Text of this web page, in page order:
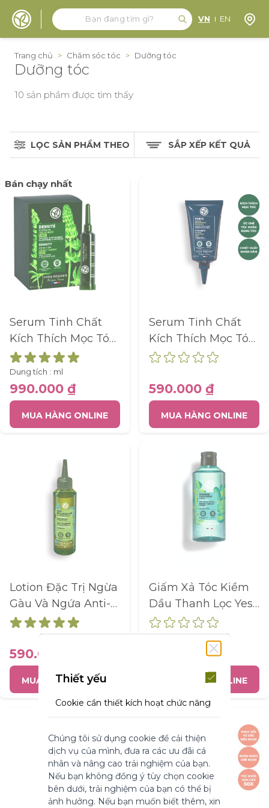
Tìm kiếm
Tìm kiếm
VN EN Định
Trang chủ > Chăm sóc tóc > Dưỡng tóc
Dưỡng tóc
10 sản phầm được tìm thấy
LỌC SẢN PHẨM THEO SẮP XẾP KẾT QUẢ
Bán chạy nhất
Serum Tinh Chất
Kích Thích Mọc Tóc
Anti-Hair Loss With
White Lupin
Intensive Treatment
16 Days 4X15Ml
Dung tích : ml
990.000 ₫
MUA HÀNG ONLINE
Serum Tinh Chất
Kích Thích Mọc Tóc
Anti-Hair Loss
Ginseng Scalp
Booster Serum
Tube 75Ml
590.000 ₫
MUA HÀNG ONLINE
Lotion Đặc Trị Ngừa
Gàu Và Ngứa Anti-
Dandruff Scalp
Treatment Lotion
150Ml
590.000 ₫
MUA HÀNG ONLINE
Giấm Xả Tóc Kiềm
Dầu Thanh Lọc Yes
Rocher Chiết Xuất
Hoa Chùm Ngây
Refresh Vinegar
With Moringa
Rinsing Lotion
400ML
590.000 ₫
MUA HÀNG ONLINE
Thiết yếu
Cookie cần thiết kích hoạt chức năng
thể hoạt động bình thường. Chúng
giúp làm cho một trang web có thể sử
dụng được bằng cách kích hoạt chức
năng cơ bản.
Thông số sản phẩm
Chúng tôi sử dụng cookie để cải thiện
dịch vụ của mình, đưa ra các ưu đãi cá
nhân và nâng cao trải nghiệm của bạn.
Nếu bạn không đồng ý tùy chọn cookie
bên dưới, trải nghiệm của bạn có thể bị
ảnh hưởng. Nếu bạn muốn biết thêm, xin